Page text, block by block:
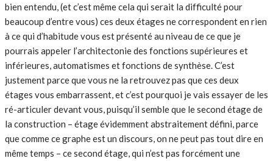
bien entendu, (et c’est même cela qui serait la difficulté pour
beaucoup d’entre vous) ces deux étages ne correspondent en rien
à ce qui d’habitude vous est présenté au niveau de ce que je
pourrais appeler l’architectonie des fonctions supérieures et
inférieures, automatismes et fonctions de synthèse. C’est
justement parce que vous ne la retrouvez pas que ces deux
étages vous embarrassent, et c’est pourquoi je vais essayer de les
ré-articuler devant vous, puisqu’il semble que le second étage de
la construction – étage évidemment abstraitement défini, parce
que comme ce graphe est un discours, on ne peut pas tout dire en
même temps – ce second étage, qui n’est pas forcément une